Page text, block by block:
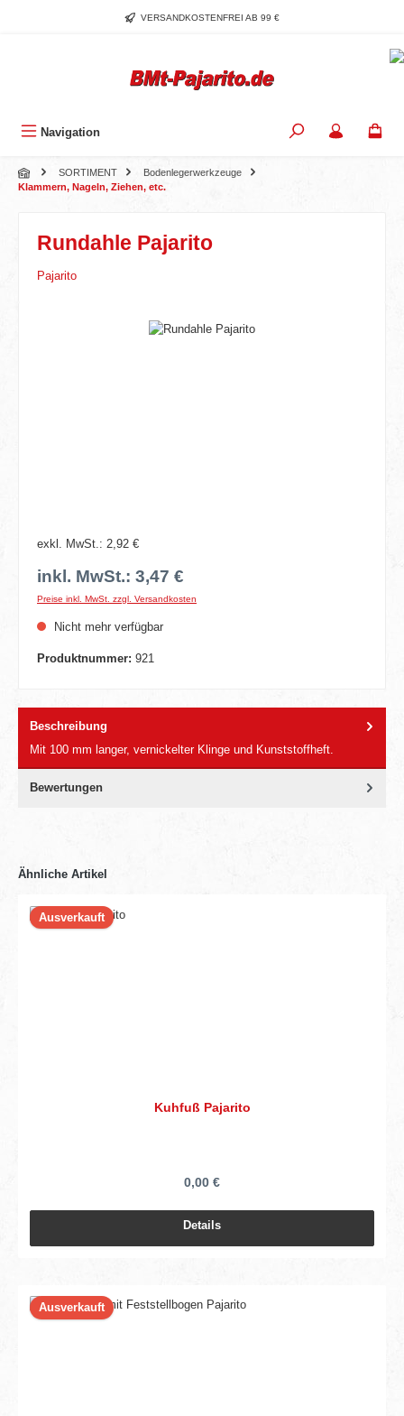
Zum Hauptinhalt springenVERSANDKOSTENFREI AB 99 €
Navigation
SORTIMENT
Bodenlegerwerkzeuge
Klammern, Nageln, Ziehen, etc.
Rundahle Pajarito
Pajarito
Bildergalerie überspringen
exkl. MwSt.: 2,92 €
inkl. MwSt.: 3,47 €
Preise inkl. MwSt. zzgl. Versandkosten
Nicht mehr verfügbar
Produktnummer: 921
Beschreibung
Mit 100 mm langer, vernickelter Klinge und Kunststoffheft.
Bewertungen
Ähnliche Artikel
Ausverkauft
Kuhfuß Pajarito
0,00 €
Details
Ausverkauft